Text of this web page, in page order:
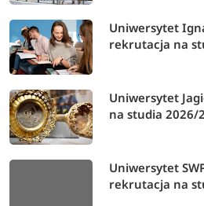
rekrutacja studia w Krakowie
kierunki studiów w Krakowie
uczelnie i studia w Krakowie
Akademia
Uniwersytet
rekrutacja na
Uniwersytet
na studia 2026/
Uniwersytet
rekrutacja na